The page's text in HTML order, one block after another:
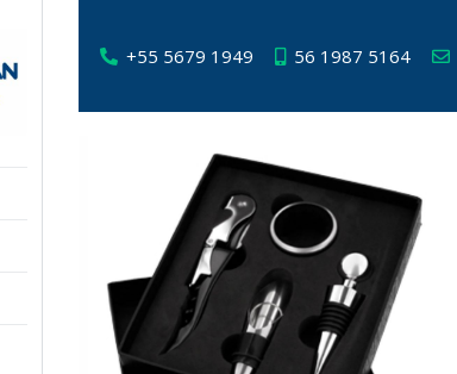
+55 5679 1949 56 1987 5164